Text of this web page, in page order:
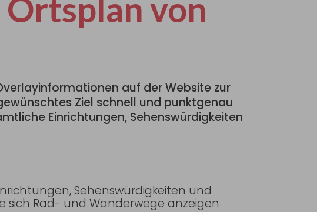
von
auf der Website zur
Ziel schnell und punktgenau
Einrichtungen, Sehenswürdigkeiten
Sehenswürdigkeiten und
Rad- und Wanderwege anzeigen